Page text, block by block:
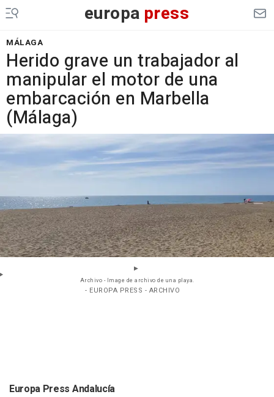
europa press
MÁLAGA
Herido grave un trabajador al
manipular el motor de una
embarcación en Marbella
(Málaga)
Archivo - Image de archivo de una playa.
- EUROPA PRESS - ARCHIVO
Europa Press Andalucía